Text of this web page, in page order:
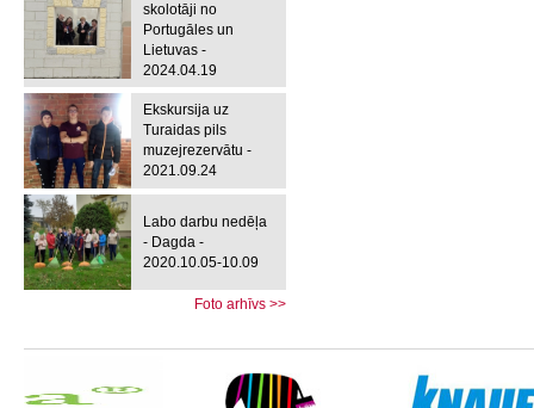
skolotāji no
Portugāles un
Lietuvas -
2024.04.19
Ekskursija uz
Turaidas pils
muzejrezervātu -
2021.09.24
Labo darbu nedēļa
- Dagda -
2020.10.05-10.09
Foto arhīvs >>